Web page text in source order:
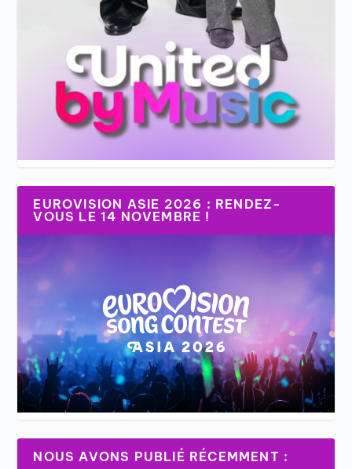
EUROVISION ASIE 2026 : RENDEZ-
VOUS LE 14 NOVEMBRE !
NOUS AVONS PUBLIÉ RÉCEMMENT :